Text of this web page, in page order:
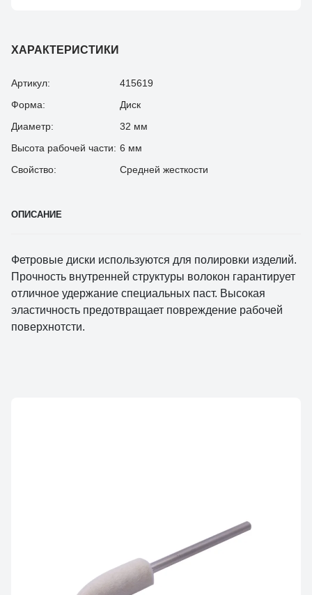
ХАРАКТЕРИСТИКИ
Артикул:
415619
Форма:
Диск
Диаметр:
32 мм
Высота рабочей части: 6 мм
Свойство:
Средней жесткости
ОПИСАНИЕ
Фетровые диски используются для полировки изделий.
Прочность внутренней структуры волокон гарантирует
отличное удержание специальных паст. Высокая
эластичность предотвращает повреждение рабочей
поверхнотсти.